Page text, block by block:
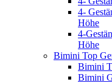
4-
Höhe
4-
Höhe
Bimini Top
Bimini
Bimini